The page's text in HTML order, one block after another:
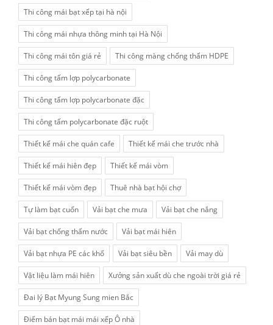
Thi công mái bạt xếp tại hà nội
Thi công mái nhựa thông minh tại Hà Nội
Thi công mái tôn giá rẻ Thi công màng chống thấm HDPE
Thi công tấm lợp polycarbonate
Thi công tấm lợp polycarbonate đặc
Thi công tấm polycarbonate đặc ruột
Thiết kế mái che quán cafe Thiết kế mái che trước nhà
Thiết kế mái hiên đẹp Thiết kế mái vòm
Thiết kế mái vòm đẹp Thuê nhà bạt hội chợ
Tự làm bạt cuốn Vải bạt che mưa Vải bạt che nắng
Vải bạt chống thấm nước Vải bạt mái hiên
Vải bạt nhựa PE các khổ Vải bạt siêu bền Vải may dù
Vật liệu làm mái hiên Xưởng sản xuất dù che ngoài trời giá rẻ
Đai lý Bạt Myung Sung mien Bắc
Điểm bán bạt mái mái xếp Ô nhà